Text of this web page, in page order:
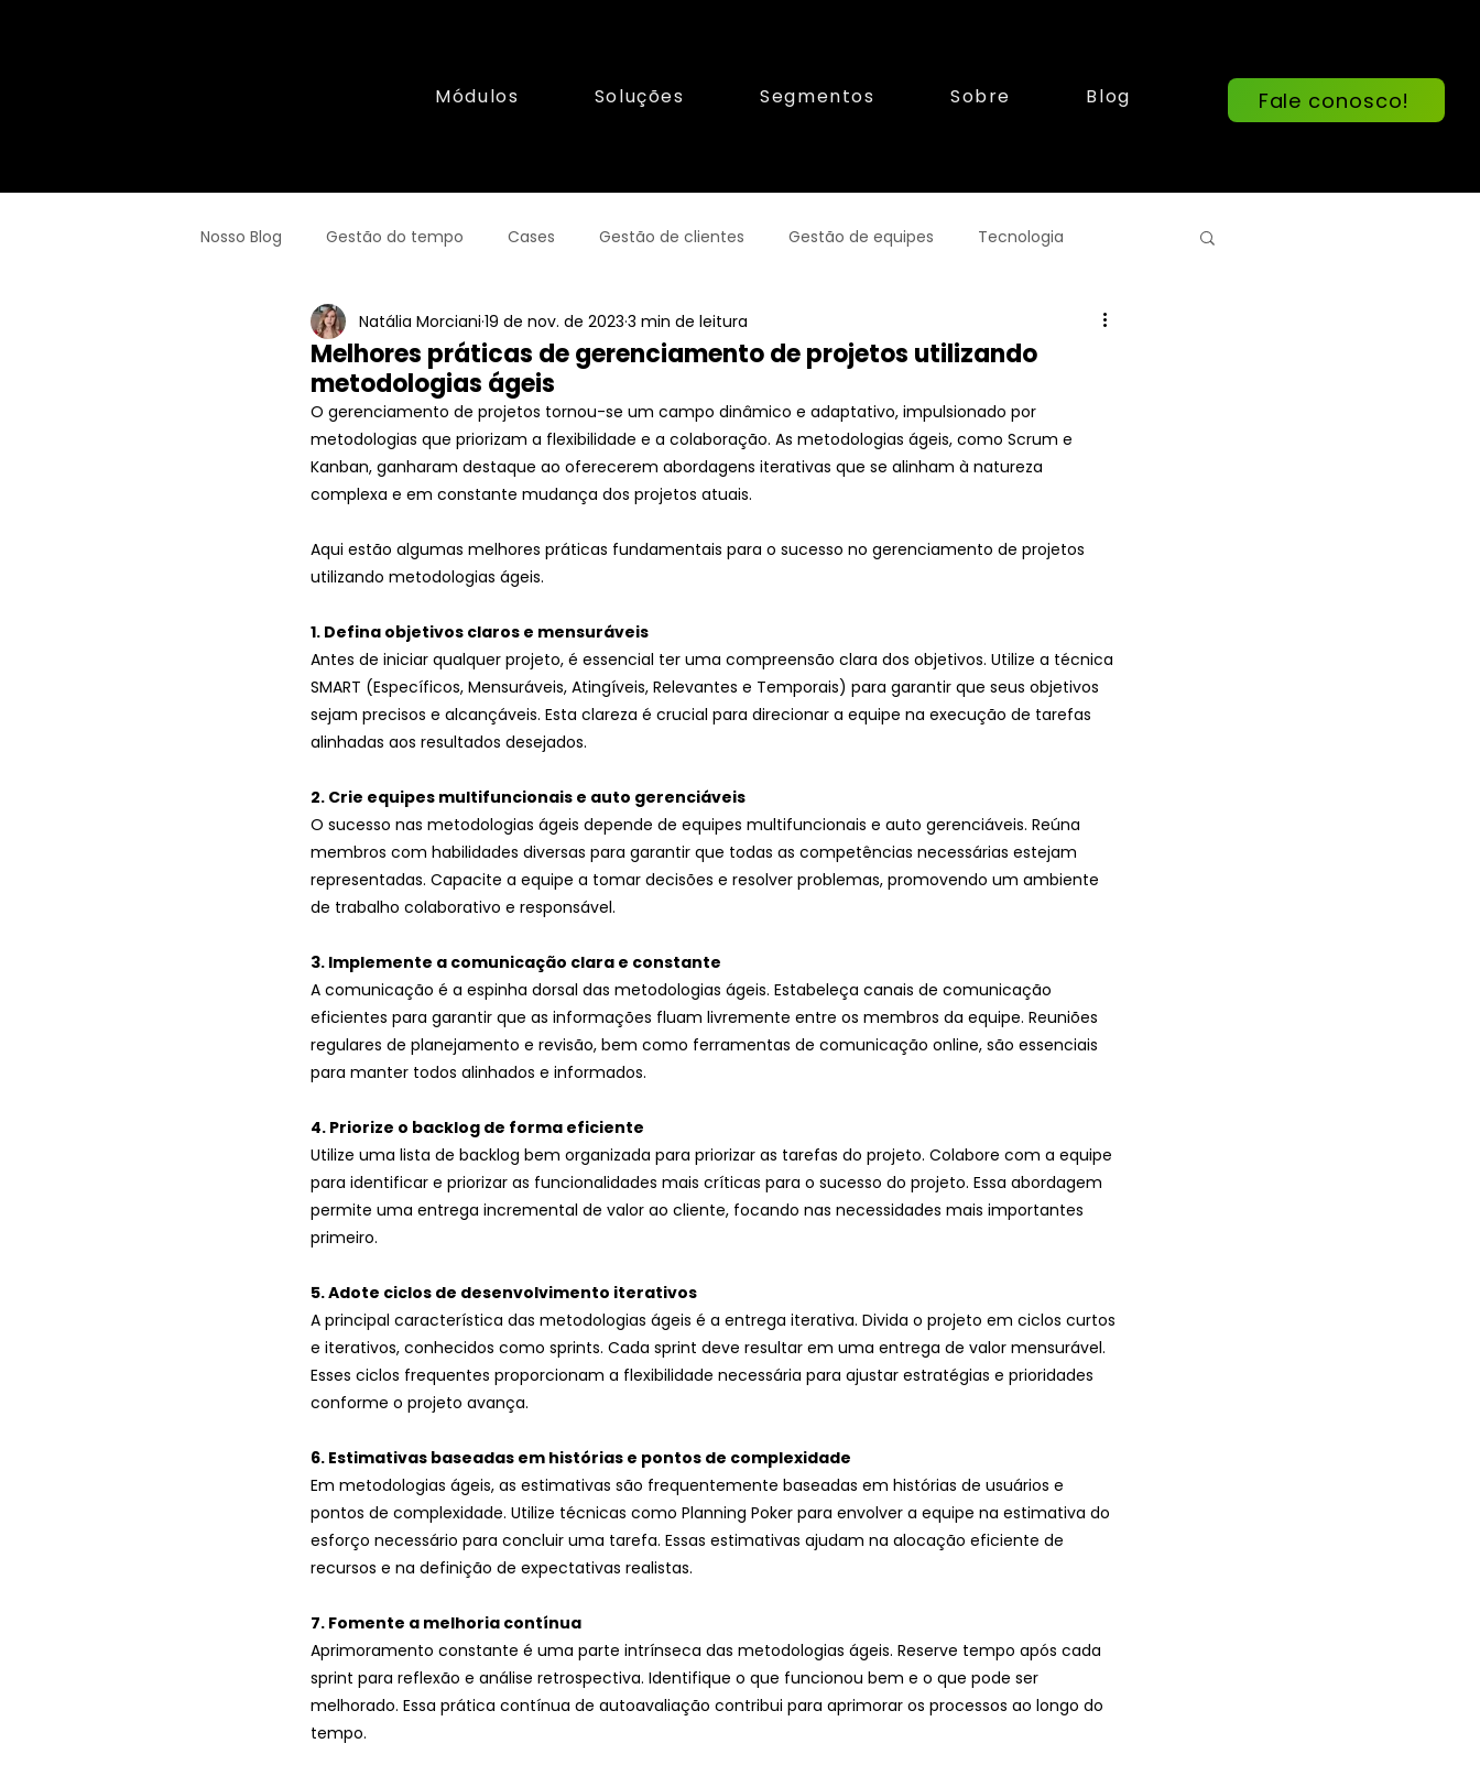
Módulos Soluções Segmentos Sobre Blog Fale conosco!
Nosso Blog Gestão do tempo Cases Gestão de clientes Gestão de equipes Tecnologia
DNX Hércules Empreendedorismo Franquias Gestãofinanceira
Melhores práticas de gerenciamento de projetos utilizando
metodologias ágeis
Natália Morciani 19 de nov. de 2023 3 min de leitura
O gerenciamento de projetos tornou-se um campo dinâmico e adaptativo, impulsionado por
metodologias que priorizam a flexibilidade e a colaboração. As metodologias ágeis, como Scrum e
Kanban, ganharam destaque ao oferecerem abordagens iterativas que se alinham à natureza
complexa e em constante mudança dos projetos atuais.
Aqui estão algumas melhores práticas fundamentais para o sucesso no gerenciamento de projetos
utilizando metodologias ágeis.
1. Defina objetivos claros e mensuráveis
Antes de iniciar qualquer projeto, é essencial ter uma compreensão clara dos objetivos. Utilize a técnica
SMART (Específicos, Mensuráveis, Atingíveis, Relevantes e Temporais) para garantir que seus objetivos
sejam precisos e alcançáveis. Esta clareza é crucial para direcionar a equipe na execução de tarefas
alinhadas aos resultados desejados.
2. Crie equipes multifuncionais e auto gerenciáveis
O sucesso nas metodologias ágeis depende de equipes multifuncionais e auto gerenciáveis. Reúna
membros com habilidades diversas para garantir que todas as competências necessárias estejam
representadas. Capacite a equipe a tomar decisões e resolver problemas, promovendo um ambiente
de trabalho colaborativo e responsável.
3. Implemente a comunicação clara e constante
A comunicação é a espinha dorsal das metodologias ágeis. Estabeleça canais de comunicação
eficientes para garantir que as informações fluam livremente entre os membros da equipe. Reuniões
regulares de planejamento e revisão, bem como ferramentas de comunicação online, são essenciais
para manter todos alinhados e informados.
4. Priorize o backlog de forma eficiente
Utilize uma lista de backlog bem organizada para priorizar as tarefas do projeto. Colabore com a equipe
para identificar e priorizar as funcionalidades mais críticas para o sucesso do projeto. Essa abordagem
permite uma entrega incremental de valor ao cliente, focando nas necessidades mais importantes
primeiro.
5. Adote ciclos de desenvolvimento iterativos
A principal característica das metodologias ágeis é a entrega iterativa. Divida o projeto em ciclos curtos
e iterativos, conhecidos como sprints. Cada sprint deve resultar em uma entrega de valor mensurável.
Esses ciclos frequentes proporcionam a flexibilidade necessária para ajustar estratégias e prioridades
conforme o projeto avança.
6. Estimativas baseadas em histórias e pontos de complexidade
Em metodologias ágeis, as estimativas são frequentemente baseadas em histórias de usuários e
pontos de complexidade. Utilize técnicas como Planning Poker para envolver a equipe na estimativa do
esforço necessário para concluir uma tarefa. Essas estimativas ajudam na alocação eficiente de
recursos e na definição de expectativas realistas.
7. Fomente a melhoria contínua
Aprimoramento constante é uma parte intrínseca das metodologias ágeis. Reserve tempo após cada
sprint para reflexão e análise retrospectiva. Identifique o que funcionou bem e o que pode ser
melhorado. Essa prática contínua de autoavaliação contribui para aprimorar os processos ao longo do
tempo.